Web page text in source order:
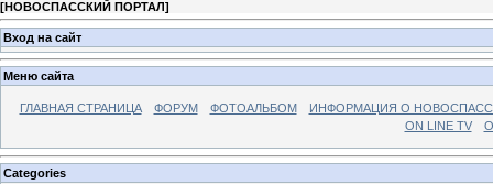
[НОВОСПАССКИЙ ПОРТАЛ]
Вход на сайт
Меню сайта
ГЛАВНАЯ СТРАНИЦА ФОРУМ ФОТОАЛЬБОМ
ИНФОРМАЦИЯ О
ON LINE TV
Categories